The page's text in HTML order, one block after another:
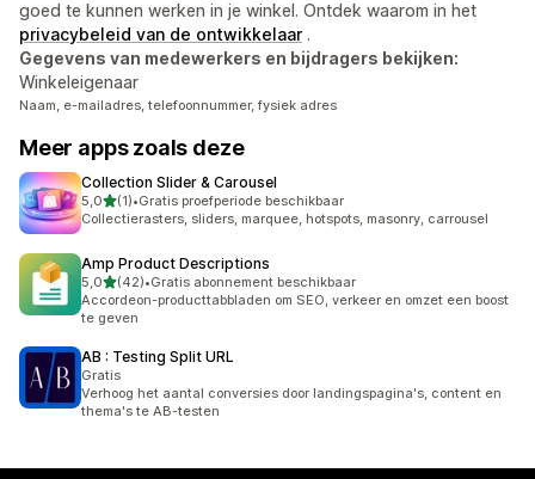
goed te kunnen werken in je winkel. Ontdek waarom in het
privacybeleid van de ontwikkelaar .
Gegevens van medewerkers en bijdragers bekijken:
Winkeleigenaar
Naam, e-mailadres, telefoonnummer, fysiek adres
Meer apps zoals deze
Collection Slider & Carousel
5,0van 5 sterren
(1)
1 recensies in totaal
•Gratis proefperiode beschikbaar
Collectierasters, sliders, marquee, hotspots, masonry, carrousel
Amp Product Descriptions
5,0van 5 sterren
(42)
42 recensies in totaal
•Gratis abonnement beschikbaar
Accordeon-producttabbladen om SEO, verkeer en omzet een boost
te geven
AB : Testing Split URL
Gratis
Verhoog het aantal conversies door landingspagina's, content en
thema's te AB-testen